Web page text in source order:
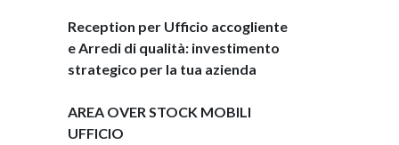
Reception per Ufficio accogliente
e Arredi di qualità: investimento
strategico per la tua azienda
AREA OVER STOCK MOBILI
UFFICIO